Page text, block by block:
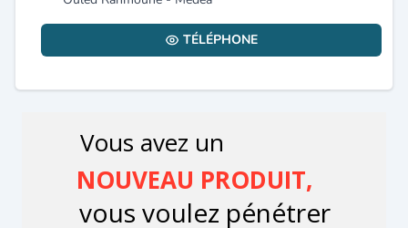
TÉLÉPHONE